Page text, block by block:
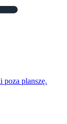
poza planszę.